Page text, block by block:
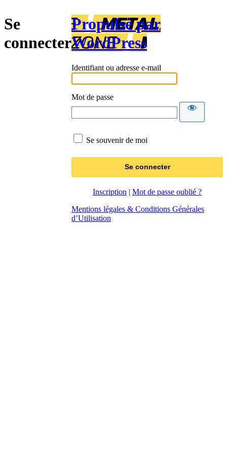
Se
connecter
Propulsé par
WordPress
Identifiant ou adresse e-mail
Mot de passe
Se souvenir de moi
Inscription | Mot de passe oublié ?
Mentions légales & Conditions Générales
d’Utilisation